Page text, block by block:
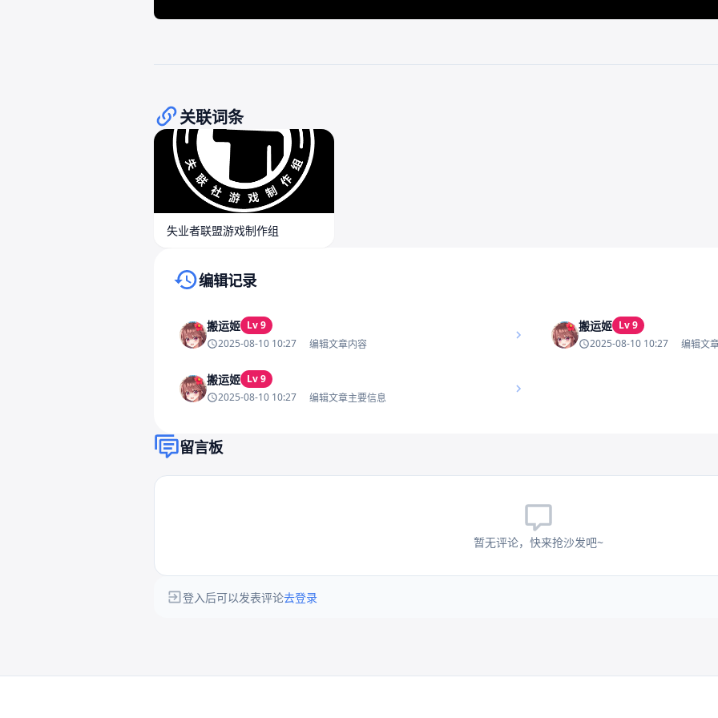
关联词条
失业者联盟游戏制作组
编辑记录
搬运姬 Lv 9
2025-08-10 10:27
编辑文章内容
搬运姬 Lv 9
2025-08-10 10:27
编辑文
搬运姬 Lv 9
2025-08-10 10:27
编辑文章主要信息
留言板
暂无评论，快来抢沙发吧~
登入后可以发表评论去登录